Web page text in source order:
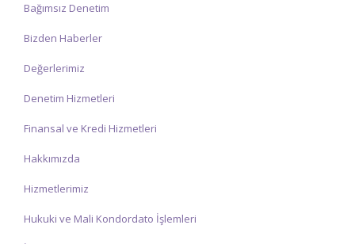
Bağımsız Denetim
Bizden Haberler
Değerlerimiz
Denetim Hizmetleri
Finansal ve Kredi Hizmetleri
Hakkımızda
Hizmetlerimiz
Hukuki ve Mali Kondordato İşlemleri